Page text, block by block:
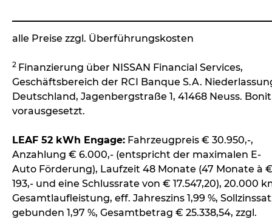
alle Preise zzgl. Überführungskosten
2 Finanzierung über NISSAN Financial Services,
Geschäftsbereich der RCI Banque S.A.
Deutschland, Jagenbergstraße 1, 41468 Neuss.
vorausgesetzt.
LEAF 52 kWh Engage: Fahrzeugpreis € 30.950,-,
Anzahlung € 6.000,- (entspricht der maximalen E-
Auto Förderung), Laufzeit 48 Monate (47 Monate à
193,- und eine Schlussrate von € 17.547,20), 20.000
Gesamtlaufleistung, eff. Jahreszins 1,99 %,
gebunden 1,97 %, Gesamtbetrag € 25.338,54, zzgl.